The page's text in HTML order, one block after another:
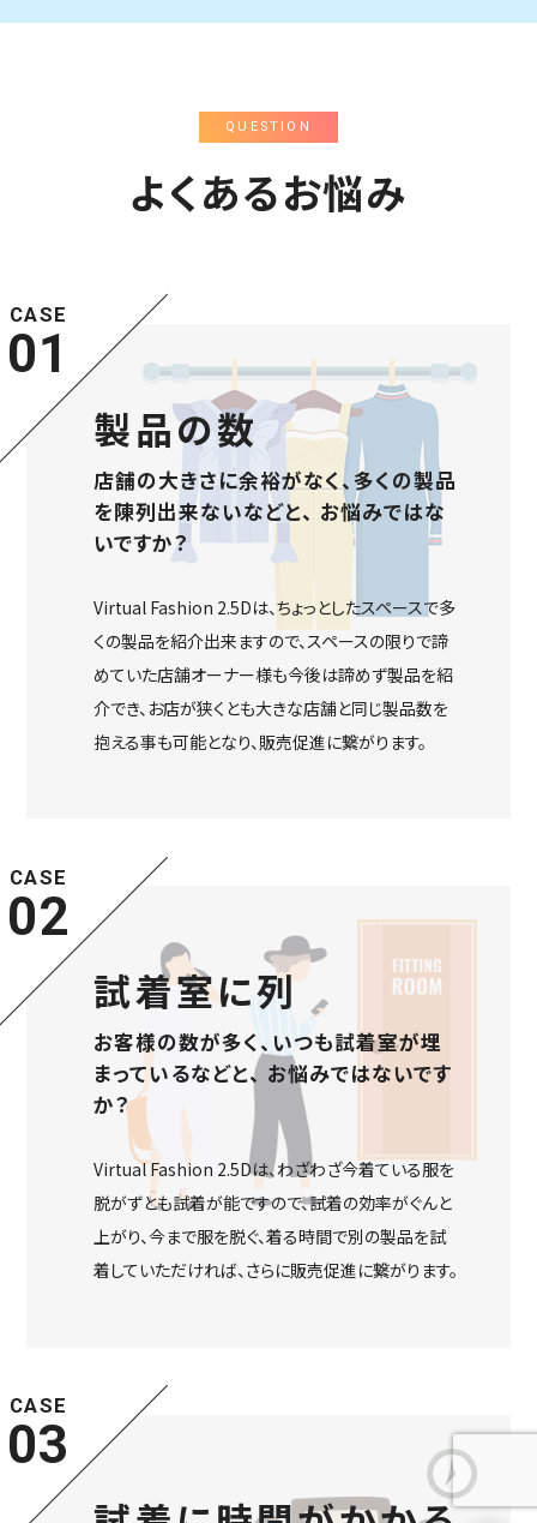
QUESTION
よくあるお悩み
CASE
01
製品の数
店舗の大きさに余裕がなく、多くの製品
を陳列出来ないなどと、 お悩みではな
いですか？
Virtual Fashion 2.5Dは、ちょっとしたスペースで多
くの製品を紹介出来ますので、スペースの限りで諦
めていた店舗オーナー様も今後は諦めず製品を紹
介でき、お店が狭くとも大きな店舗と同じ製品数を
抱える事も可能となり、販売促進に繋がります。
CASE
02
試着室に列
お客様の数が多く、いつも試着室が埋
まっているなどと、 お悩みではないです
か？
Virtual Fashion 2.5Dは、わざわざ今着ている服を
脱がずとも試着が能ですので、試着の効率がぐんと
上がり、今まで服を脱ぐ、着る時間で別の製品を試
着していただければ、さらに販売促進に繋がります。
CASE
03